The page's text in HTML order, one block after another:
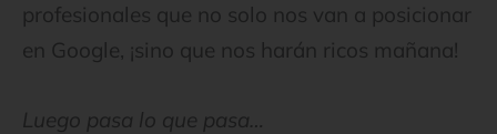
profesionales que no solo nos van a posicionar
en Google, ¡sino que nos harán ricos mañana!
Luego pasa lo que pasa…